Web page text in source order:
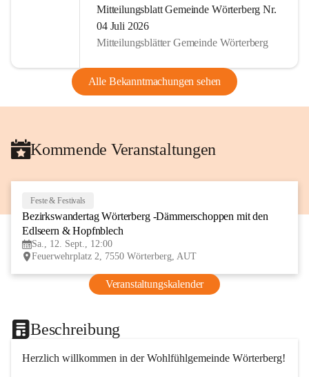
Mitteilungsblatt Gemeinde Wörterberg Nr.
04 Juli 2026
Mitteilungsblätter Gemeinde Wörterberg
Alle Bekanntmachungen sehen
Kommende Veranstaltungen
Feste & Festivals
Bezirkswandertag Wörterberg -Dämmerschoppen mit den
Edlseern & Hopfnblech
Sa., 12. Sept., 12:00
Feuerwehrplatz 2, 7550 Wörterberg, AUT
Veranstaltungskalender
Beschreibung
Herzlich willkommen in der Wohlfühlgemeinde Wörterberg!